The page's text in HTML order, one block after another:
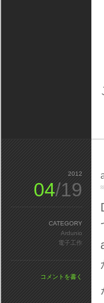
2012
04/19
CATEGORY
Ardunio
電子工作
コメントを書く